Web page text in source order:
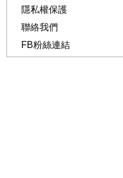
隱私權保護
聯絡我們
FB粉絲連結